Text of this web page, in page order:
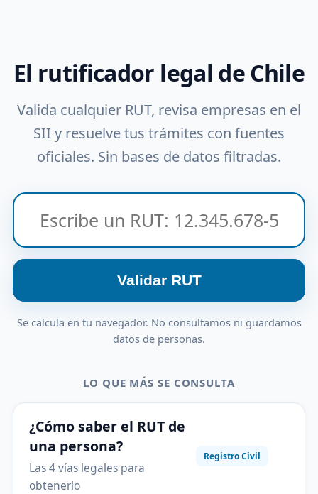
El rutificador legal de Chile
Valida cualquier RUT, revisa empresas en el
SII y resuelve tus trámites con fuentes
oficiales. Sin bases de datos filtradas.
Validar RUT
Se calcula en tu navegador. No consultamos ni guardamos
datos de personas.
LO QUE MÁS SE CONSULTA
¿Cómo saber el RUT de
una persona?
Las 4 vías legales para
obtenerlo
Registro Civil